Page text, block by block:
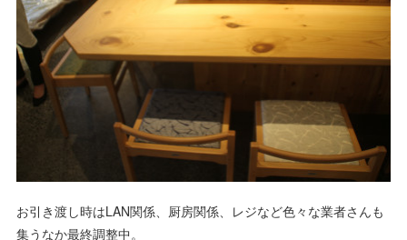
お引き渡し時はLAN関係、厨房関係、レジなど色々な業者さんも
集うなか最終調整中。